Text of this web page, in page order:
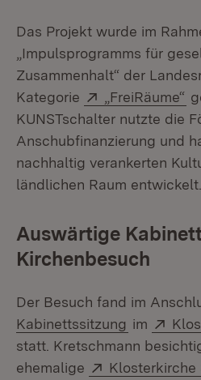
Das Projekt wurde im
„Impulsprogramms für
Zusammenhalt“ der
Kategorie
Extern:
„FreiRäume“
KUNSTschalter nutzte die
Anschubfinanzierung und
nachhaltig verankerten
ländlichen Raum entwickelt.
Auswärtige
Kirchenbesuch
Der Besuch fand im
Kabinettssitzung im
statt. Kretschmann
ehemalige
Extern:
Klosterkirche